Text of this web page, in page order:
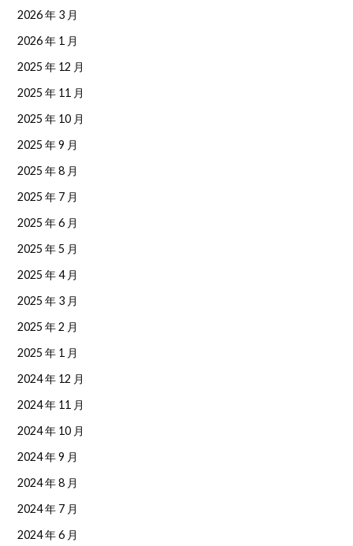
2026 年 3 月
2026 年 1 月
2025 年 12 月
2025 年 11 月
2025 年 10 月
2025 年 9 月
2025 年 8 月
2025 年 7 月
2025 年 6 月
2025 年 5 月
2025 年 4 月
2025 年 3 月
2025 年 2 月
2025 年 1 月
2024 年 12 月
2024 年 11 月
2024 年 10 月
2024 年 9 月
2024 年 8 月
2024 年 7 月
2024 年 6 月